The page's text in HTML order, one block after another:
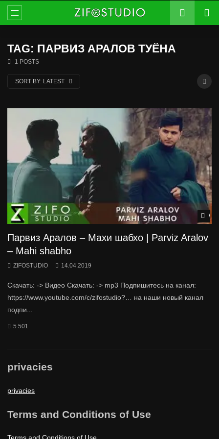
TAG: ПАРВИЗ АРАЛОВ ТУЁНА
1 POSTS
SORT BY: LATEST
Парвиз Аралов – Махи шабхо | Parviz Aralov
– Mahi shabho
ZIFOSTUDIO 14.04.2019
Скачать: -> Видео Скачать: -> mp3 Подпишитесь на канал:
https://www.youtube.com/c/zifostudio?… на наши новый канал
подпи...
5 501
privacies
privacies
Terms and Conditions of Use